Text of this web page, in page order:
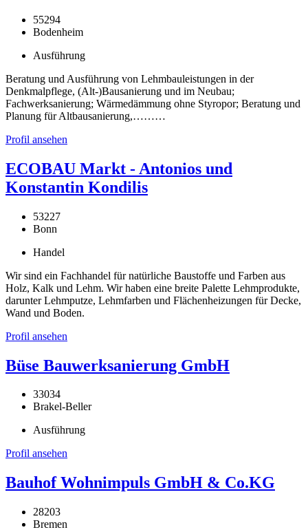
55294
Bodenheim
Ausführung
Beratung und Ausführung von Lehmbauleistungen in der
Denkmalpflege, (Alt-)Bausanierung und im Neubau;
Fachwerksanierung; Wärmedämmung ohne Styropor; Beratung und
Planung für Altbausanierung,………
Profil ansehen
ECOBAU Markt - Antonios und
Konstantin Kondilis
53227
Bonn
Handel
Wir sind ein Fachhandel für natürliche Baustoffe und Farben aus
Holz, Kalk und Lehm. Wir haben eine breite Palette Lehmprodukte,
darunter Lehmputze, Lehmfarben und Flächenheizungen für Decke,
Wand und Boden.
Profil ansehen
Büse Bauwerksanierung GmbH
33034
Brakel-Beller
Ausführung
Profil ansehen
Bauhof Wohnimpuls GmbH & Co.KG
28203
Bremen